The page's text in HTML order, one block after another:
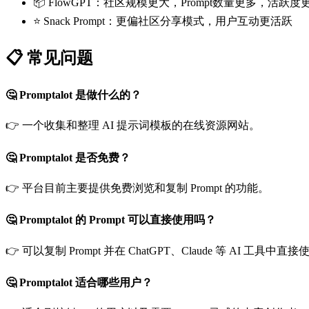
📦 FlowGPT：社区规模更大，Prompt数量更多，活跃度
⭐ Snack Prompt：更偏社区分享模式，用户互动更活跃
📋 常见问题
🤔 Promptalot 是做什么的？
👉 一个收集和整理 AI 提示词模板的在线资源网站。
🤔 Promptalot 是否免费？
👉 平台目前主要提供免费浏览和复制 Prompt 的功能。
🤔 Promptalot 的 Prompt 可以直接使用吗？
👉 可以复制 Prompt 并在 ChatGPT、Claude 等 AI 工具中直接使
🤔 Promptalot 适合哪些用户？